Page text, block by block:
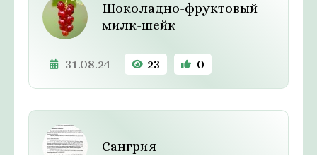
Шоколадно-фруктовый
милк-шейк
31.08.24 23 0
Сангрия